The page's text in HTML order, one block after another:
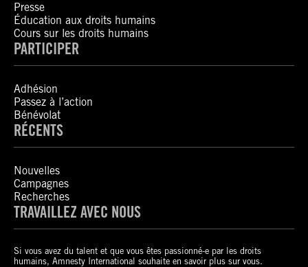
Presse
Éducation aux droits humains
Cours sur les droits humains
PARTICIPER
Adhésion
Passez à l’action
Bénévolat
RÉCENTS
Nouvelles
Campagnes
Recherches
TRAVAILLEZ AVEC NOUS
Si vous avez du talent et que vous êtes passionné-e par les droits
humains, Amnesty International souhaite en savoir plus sur vous.